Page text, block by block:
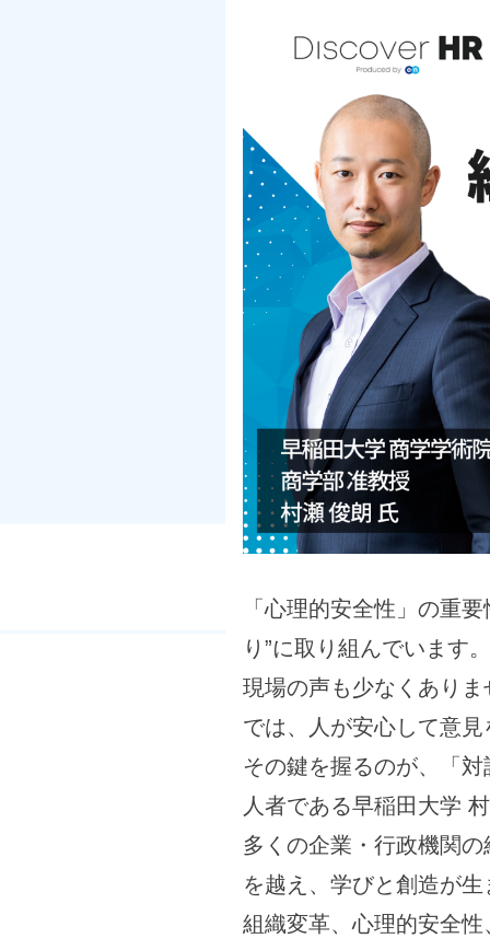
「心理的安全性」の重
り”に取り組んでいます
現場の声も少なくありま
では、人が安心して意
その鍵を握るのが、「
人者である早稲田大学
多くの企業・行政機関
を越え、学びと創造が
組織変革、心理的安全